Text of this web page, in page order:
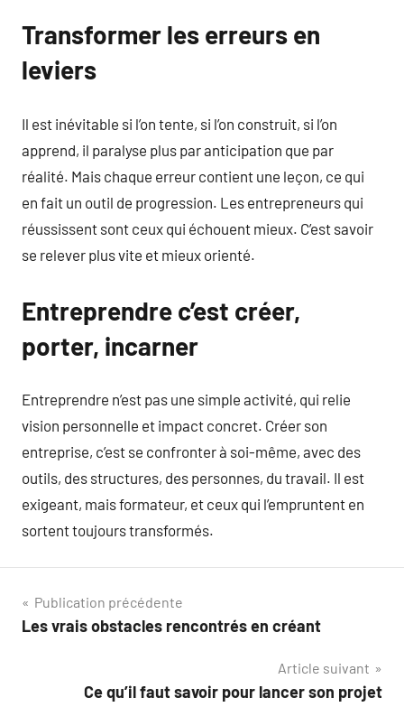
Transformer les erreurs en
leviers
Il est inévitable si l’on tente, si l’on construit, si l’on
apprend, il paralyse plus par anticipation que par
réalité. Mais chaque erreur contient une leçon, ce qui
en fait un outil de progression. Les entrepreneurs qui
réussissent sont ceux qui échouent mieux. C’est savoir
se relever plus vite et mieux orienté.
Entreprendre c’est créer,
porter, incarner
Entreprendre n’est pas une simple activité, qui relie
vision personnelle et impact concret. Créer son
entreprise, c’est se confronter à soi-même, avec des
outils, des structures, des personnes, du travail. Il est
exigeant, mais formateur, et ceux qui l’empruntent en
sortent toujours transformés.
Navigation
de
Publication précédente
Les vrais obstacles rencontrés en créant
Article suivant
Ce qu’il faut savoir pour lancer son projet